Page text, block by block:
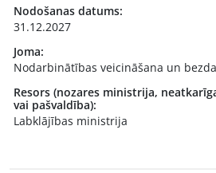
Nodošanas datums:
31.12.2027
Joma:
Nodarbinātības veicināšana un
Resors (nozares ministrija,
vai pašvaldība):
Labklājības ministrija